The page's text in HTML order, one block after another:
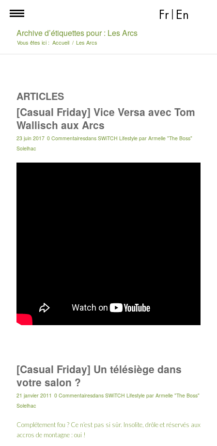
Fr En
Archive d’étiquettes pour : Les Arcs
Vous êtes ici : Accueil / Les Arcs
ARTICLES
[Casual Friday] Vice Versa avec Tom
Wallisch aux Arcs
23 juin 2017 0 Commentairesdans SWiTCH Lifestyle par Armelle "The Boss"
Solelhac
[Casual Friday] Un télésiège dans
votre salon ?
21 janvier 2011 0 Commentairesdans SWiTCH Lifestyle par Armelle "The Boss"
Solelhac
Complétement fou ? Ce n’est pas si sûr. Insolite, drôle et réservés aux
accros de montagne : oui !